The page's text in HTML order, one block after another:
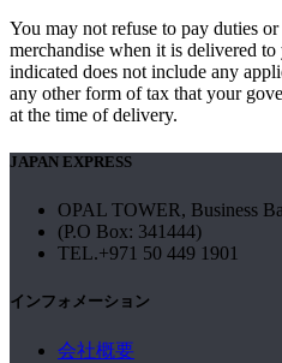
You may not refuse to pay duties
merchandise when it is delivered
indicated does not include any
any other form of tax that your
at the time of delivery.
JAPAN EXPRESS
OPAL TOWER, Business
(P.O Box: 341444)
TEL.+971 50 449 1901
インフォメーション
会社概要